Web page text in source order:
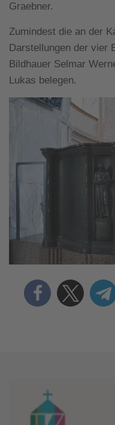
Graebner.
Zumindest die an der
Darstellungen der vier
Bildhauer Selmar
Lukas belegen.